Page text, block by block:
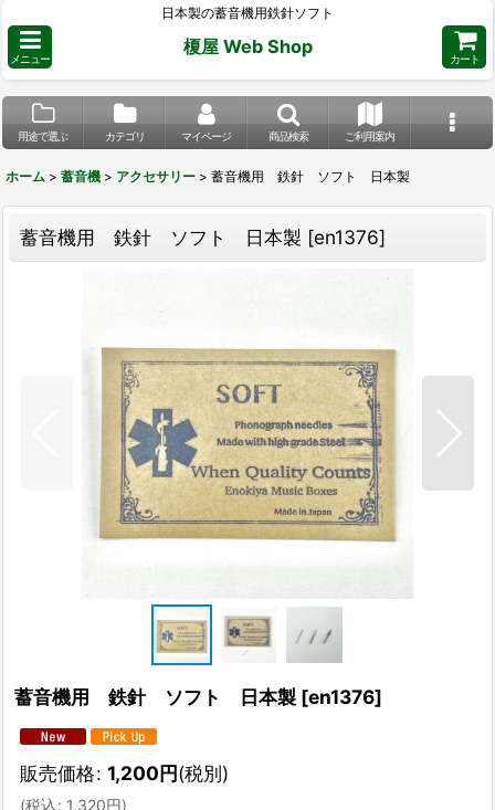
日本製の蓄音機用鉄針ソフト
メニュー
榎屋 Web Shop
カート
用途で選ぶ カテゴリ マイページ 商品検索 ご利用案内
ホーム > 蓄音機 > アクセサリー > 蓄音機用 鉄針 ソフト 日本製
蓄音機用 鉄針 ソフト 日本製 [en1376]
蓄音機用 鉄針 ソフト 日本製 [en1376]
販売価格: 1,200円(税別)
(税込: 1,320円)